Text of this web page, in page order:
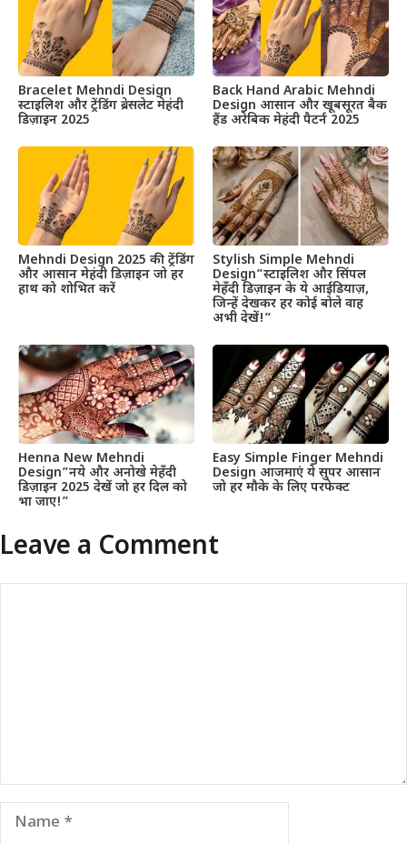
Bracelet Mehndi Design
स्टाइलिश और ट्रेंडिंग ब्रेसलेट मेहंदी
डिज़ाइन 2025
Back Hand Arabic Mehndi
Design आसान और खूबसूरत बैक
हैंड अरेबिक मेहंदी पैटर्न 2025
Mehndi Design 2025 की ट्रेंडिंग
और आसान मेहंदी डिज़ाइन जो हर
हाथ को शोभित करें
Stylish Simple Mehndi
Design”स्टाइलिश और सिंपल
मेहँदी डिज़ाइन के ये आईडियाज़,
जिन्हें देखकर हर कोई बोले वाह
अभी देखें!”
Henna New Mehndi
Design”नये और अनोखे मेहँदी
डिज़ाइन 2025 देखें जो हर दिल को
भा जाए!”
Easy Simple Finger Mehndi
Design आजमाएं ये सुपर आसान
जो हर मौके के लिए परफेक्ट
Leave a Comment
Name